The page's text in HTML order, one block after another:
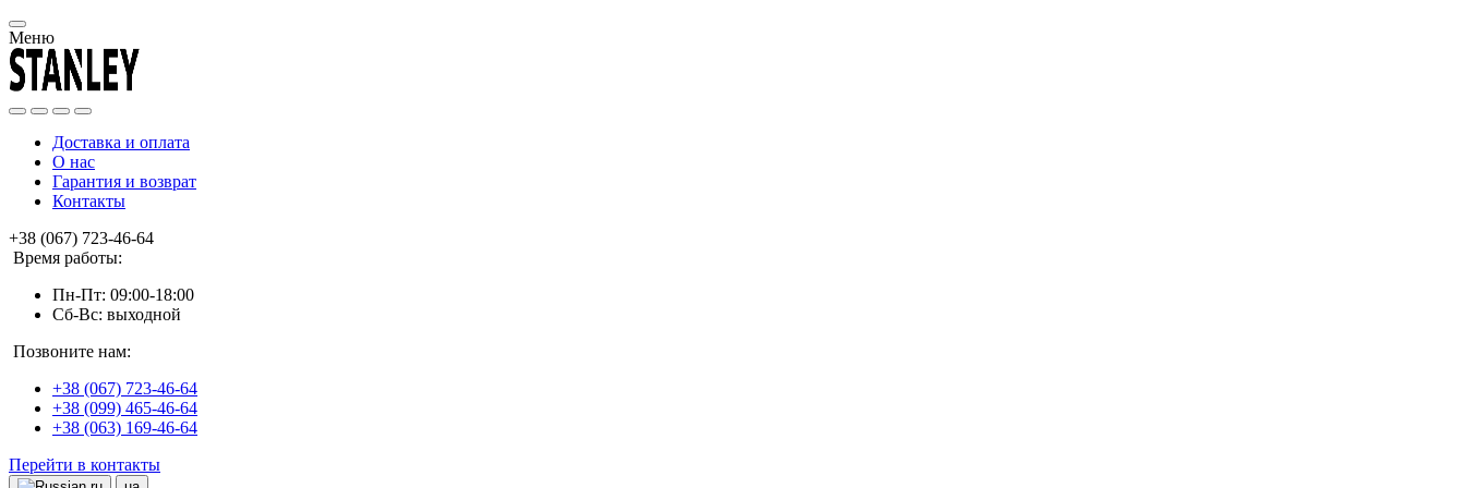
Меню
Доставка и оплата
О нас
Гарантия и возврат
Контакты
+38 (067) 723-46-64
Время работы:
Пн-Пт: 09:00-18:00
Сб-Вс: выходной
Позвоните нам:
+38 (067) 723-46-64
+38 (099) 465-46-64
+38 (063) 169-46-64
Перейти в контакты